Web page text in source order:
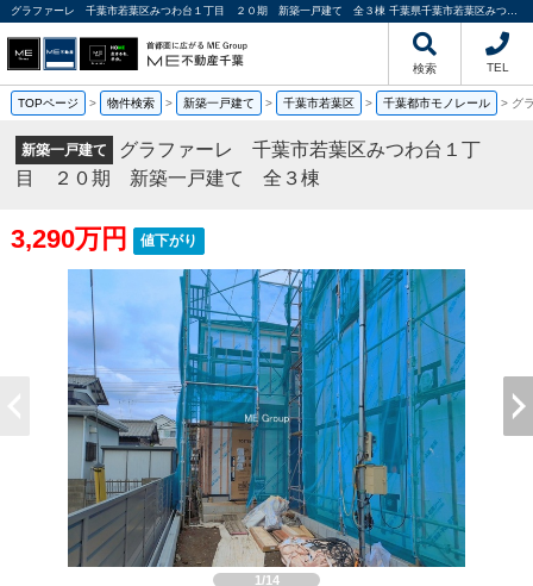
グラファーレ 千葉市若葉区みつわ台１丁目 ２０期 新築一戸建て 全３棟 千葉県千葉市若葉区みつわ台1丁目｜3,290万円の新築一戸建て｜分譲住宅や新築物件｜ME不動産千葉
検索 TEL
TOPページ > 物件検索 > 新築一戸建て > 千葉市若葉区 > 千葉都市モノレール > グ
新築一戸建て
グラファーレ 千葉市若葉区みつわ台１丁
目 ２０期 新築一戸建て 全３棟
3,290万円 値下がり
1/14